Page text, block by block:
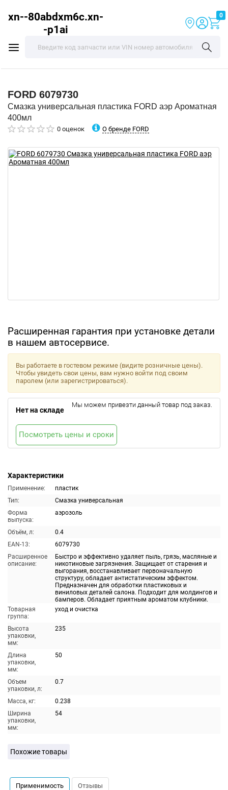
xn--80abdxm6c.xn-
-p1ai
0
FORD 6079730
Смазка универсальная пластика FORD аэр Ароматная
400мл
0 оценок О бренде FORD
Расширенная гарантия при установке детали
в нашем автосервисе.
Характеристики
Применение:
пластик
Тип:
Смазка универсальная
Форма
выпуска:
аэрозоль
Объём, л:
0.4
EAN-13:
6079730
Расширенное
описание:
Быстро и эффективно удаляет пыль, грязь, масляные и
никотиновые загрязнения. Защищает от старения и
выгорания, восстанавливает первоначальную
структуру, обладает антистатическим эффектом.
Предназначен для обработки пластиковых и
виниловых деталей салона. Подходит для молдингов и
бамперов. Обладает приятным ароматом клубники.
Товарная
группа:
уход и очистка
Высота
упаковки,
мм:
235
Длина
упаковки,
мм:
50
Объем
упаковки, л:
0.7
Масса, кг:
0.238
Ширина
упаковки,
мм:
54
Вы работаете в гостевом режиме (видите розничные цены).
Чтобы увидеть свои цены, вам нужно войти под своим
паролем (или зарегистрироваться).
Нет на складе
Мы можем привезти данный товар под заказ.
Посмотреть цены и сроки
Похожие товары
Применимость Отзывы